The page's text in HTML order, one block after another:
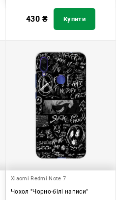
430 ₴ Купити
Xiaomi Redmi Note 7
Чохол "Чорно-білі написи"